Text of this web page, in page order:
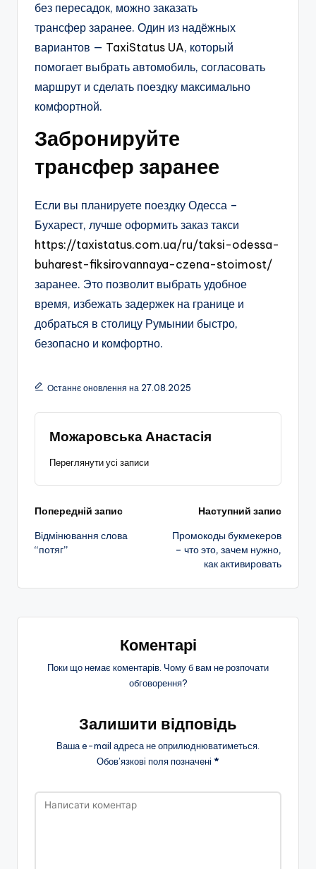
без пересадок, можно заказать
трансфер заранее. Один из надёжных
вариантов — TaxiStatus UA, который
помогает выбрать автомобиль, согласовать
маршрут и сделать поездку максимально
комфортной.
Забронируйте
трансфер заранее
Если вы планируете поездку Одесса –
Бухарест, лучше оформить заказ такси
https://taxistatus.com.ua/ru/taksi-odessa-
buharest-fiksirovannaya-czena-stoimost/
заранее. Это позволит выбрать удобное
время, избежать задержек на границе и
добраться в столицу Румынии быстро,
безопасно и комфортно.
Останнє оновлення на 27.08.2025
Можаровська Анастасія
Переглянути усі записи
Навігація
по
Попередній запис
Відмінювання слова
“потяг”
Наступний запис
Промокоды букмекеров
– что это, зачем нужно,
как активировать
Коментарі
Поки що немає коментарів. Чому б вам не розпочати
обговорення?
Залишити відповідь
Ваша e-mail адреса не оприлюднюватиметься.
Обов’язкові поля позначені *